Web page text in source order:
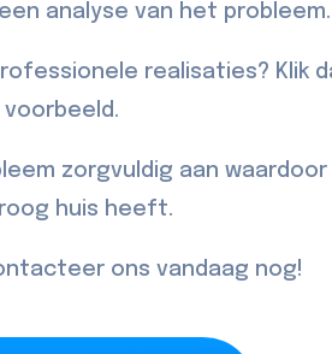
analyse van het probleem.
realisaties? Klik
voorbeeld.
zorgvuldig aan
huis heeft.
ons vandaag nog!